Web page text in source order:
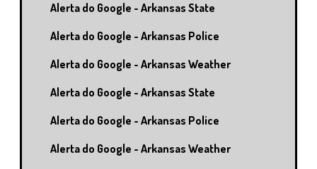
Alerta do Google - Arkansas State
Alerta do Google - Arkansas Police
Alerta do Google - Arkansas Weather
Alerta do Google - Arkansas State
Alerta do Google - Arkansas Police
Alerta do Google - Arkansas Weather